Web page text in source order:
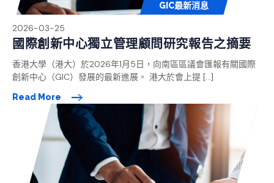
GIC最新消息
2026-03-25
國際創新中心獨立管理顧問研究報告之摘要
香港大學（港大）於2026年1月5日，向南區區議會匯報有關國際
創新中心（GIC）發展的最新進展。 港大於會上提 […]
Read More